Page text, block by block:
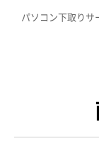
パソコン下取りサ